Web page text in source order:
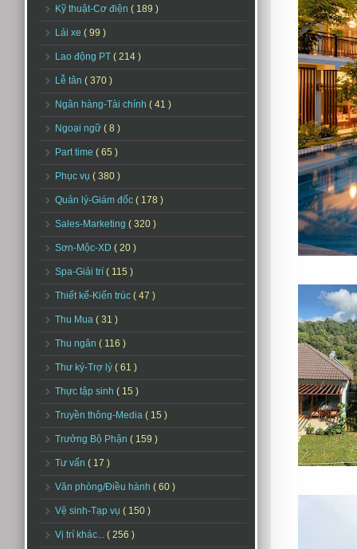
Kỹ thuật-Cơ điện ( 189 )
Lái xe ( 99 )
Lao động PT ( 214 )
Lễ tân ( 370 )
Ngân hàng-Tài chính ( 41 )
Ngoại ngữ ( 8 )
Part time ( 65 )
Phục vụ ( 380 )
Quản lý-Giám đốc ( 178 )
Sales-Marketing ( 320 )
Sơn-Mộc-XD ( 20 )
Spa-Giải trí ( 115 )
Thiết kế-Kiến trúc ( 47 )
Thu Mua ( 31 )
Thu ngân ( 116 )
Thư ký-Trợ lý ( 61 )
Thực tập sinh ( 15 )
Truyền thông-Media ( 15 )
Trưởng Bộ Phận ( 159 )
Tư vấn ( 17 )
Văn phòng/Điều hành ( 60 )
Vệ sinh-Tạp vụ ( 150 )
Vị trí khác... ( 256 )